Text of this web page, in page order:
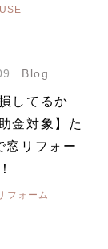
Blog
してるか
金対象】た
窓リフォー
フォーム